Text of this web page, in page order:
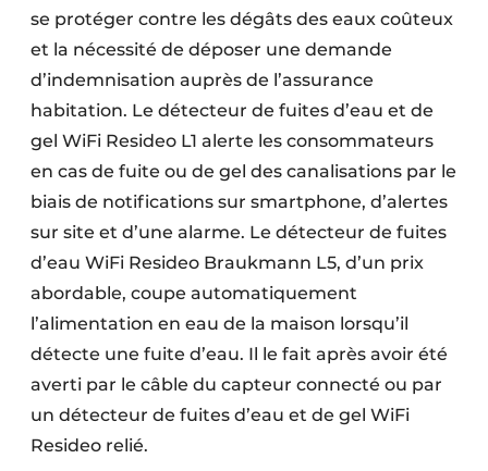
se protéger contre les dégâts des eaux coûteux
et la nécessité de déposer une demande
d’indemnisation auprès de l’assurance
habitation. Le détecteur de fuites d’eau et de
gel WiFi Resideo L1 alerte les consommateurs
en cas de fuite ou de gel des canalisations par le
biais de notifications sur smartphone, d’alertes
sur site et d’une alarme. Le détecteur de fuites
d’eau WiFi Resideo Braukmann L5, d’un prix
abordable, coupe automatiquement
l’alimentation en eau de la maison lorsqu’il
détecte une fuite d’eau. Il le fait après avoir été
averti par le câble du capteur connecté ou par
un détecteur de fuites d’eau et de gel WiFi
Resideo relié.